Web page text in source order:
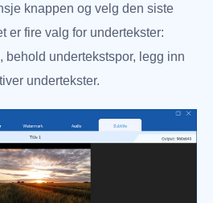
knappen og velg den siste
er fire valg for undertekster:
behold undertekstspor, legg inn
undertekster.